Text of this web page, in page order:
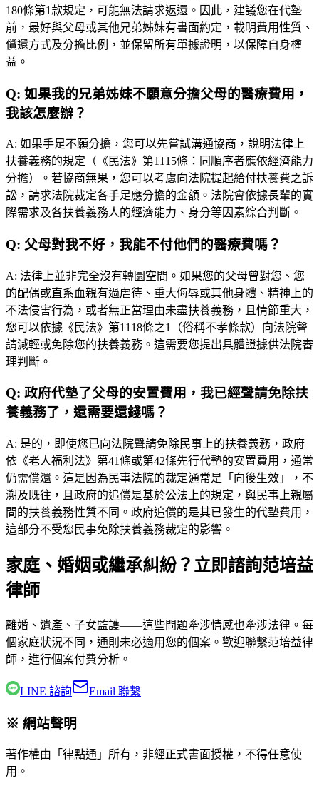
180條第1款規定，可能無法請求返還。因此，建議您在代墊
前，最好與父母或其他兄弟姊妹有書面約定，載明費用性質、
償還方式及分擔比例，並保留所有單據證明，以保障自身權
益。
Q: 如果我的兄弟姊妹不願意分擔父母的醫療費用，
我該怎麼辦？
A: 如果手足不願分擔，您可以先嘗試溝通協商，說明法律上
扶養義務的規定（《民法》第1115條：同順序者應依經濟能力
分擔）。若協商無果，您可以考慮向法院提起給付扶養費之訴
訟，請求法院裁定各手足應分擔的金額。法院會依據長輩的實
際需求及各扶養義務人的經濟能力、身分等因素綜合判斷。
Q: 父母對我不好，我能不付他們的醫療費嗎？
A: 法律上並非完全沒有轉圜空間。如果您的父母曾對您、您
的配偶或直系血親有過虐待、重大侮辱或其他身體、精神上的
不法侵害行為，或者無正當理由未盡扶養義務，且情節重大，
您可以依據《民法》第1118條之1（俗稱不孝條款）向法院聲
請減輕或免除您的扶養義務。這需要您提出具體證據供法院審
理判斷。
Q: 政府代墊了父母的安置費用，我已經聲請免除扶
養義務了，還需要還錢嗎？
A: 是的，即使您已向法院聲請免除民事上的扶養義務，政府
依《老人福利法》第41條或第42條先行代墊的安置費用，通常
仍需償還。這是因為民事法院的裁定通常是「向後生效」，不
溯及既往，且政府的追償是基於公法上的規定，與民事上親屬
間的扶養義務性質不同。政府追償的是其已發生的代墊費用，
這部分不受您民事免除扶養義務裁定的影響。
家庭、婚姻或繼承糾紛？立即諮詢范培益
律師
離婚、遺產、子女監護——這些問題牽涉情感也牽涉法律。每
個家庭狀況不同，通則未必適用您的個案。歡迎聯繫范培益律
師 ，進行個案付費分析。
LINE 諮詢 Email 聯繫
※ 網站聲明
著作權由「律點通」所有，非經正式書面授權，不得任意使
用。